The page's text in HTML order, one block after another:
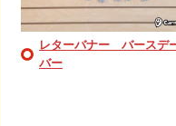
レターバナー バースデ
バー